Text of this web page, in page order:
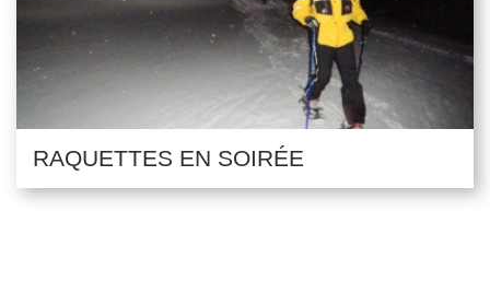
RAQUETTES EN SOIRÉE